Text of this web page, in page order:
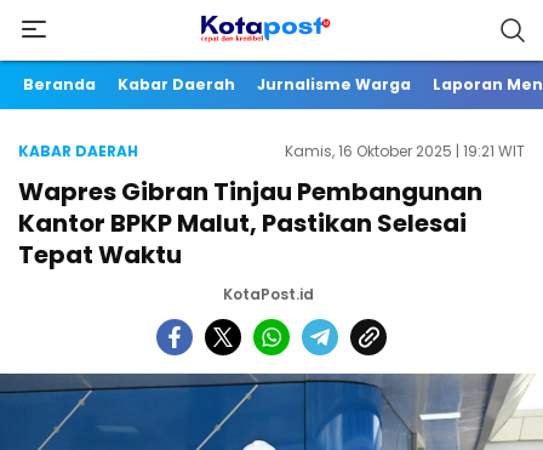
Beranda Kabar Daerah Jurnalisme Warga Laporan
KABAR DAERAH Kamis, 16 Oktober 2025 | 19:21 WIT
Wapres Gibran Tinjau Pembangunan
Kantor BPKP Malut, Pastikan Selesai
Tepat Waktu
KotaPost.id